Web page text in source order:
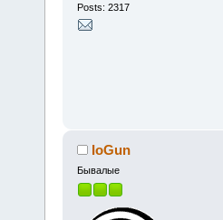
Posts: 2317
IoGun
Бывалые